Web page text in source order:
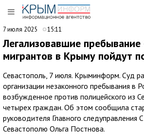
7 июля 2025 15:11
Легализовавшие
мигрантов в Крыму пойдут
Севастополь, 7 июля. Крыминформ. Суд
организации незаконного пребывания в
возбужденное против полицейского из
четырех граждан. Об этом сообщила
руководителя Главного следуправления
Севастополю Ольга Постнова.